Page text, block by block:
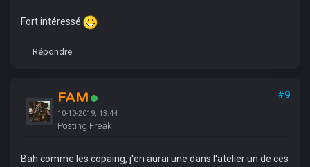
Fort intéressé
Répondre
FAM
10-10-2019, 13:44
Posting Freak
#9
Bah comme les copaing, j'en aurai une dans l'atelier un de ces